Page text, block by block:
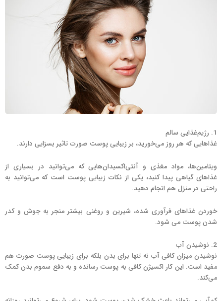
1. رژیم‌غذایی سالم
غذاهایی که هر روز می‌خورید، بر زیبایی پوست صورت تاثیر بسزایی دارند.
ویتامین‌ها، مواد مغذی و آنتی‌اکسیدان‌هایی که می‌توانید در بسیاری از
غذاهای گیاهی پیدا کنید، یکی از نکات زیبایی پوست است که می‌توانید به
راحتی در منزل هم انجام دهید.
خوردن غذاهای فرآوری شده، شیرین و روغنی بیشتر منجر به جوش و کدر
شدن پوست می شود.
2. نوشیدن آب
نوشیدن میزان کافی آب نه تنها برای بدن بلکه برای زیبایی پوست صورت هم
مفید است. این کار اکسیژن کافی به پوست رسانده و به دفع سموم بدن کمک
می‌کند.